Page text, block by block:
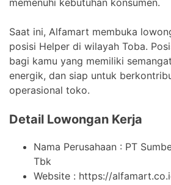
Saat ini, Alfamart membuka
posisi Helper di wilayah Toba.
bagi kamu yang memiliki
energik, dan siap untuk
operasional toko.
Detail Lowongan Kerja
Nama Perusahaan : PT
Tbk
Website : https://